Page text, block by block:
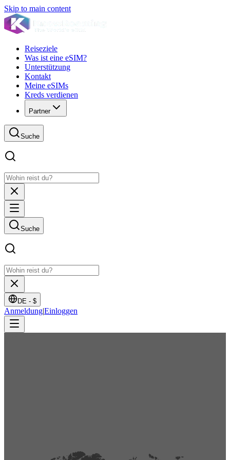
Skip to main content
Reiseziele
Was ist eine eSIM?
Unterstützung
Kontakt
Meine eSIMs
Kreds verdienen
Partner
Suche
Suche
DE - $
Anmeldung|Einloggen